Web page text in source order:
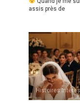
assis près de
Histoires